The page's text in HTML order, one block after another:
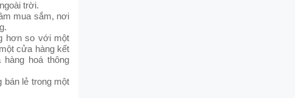
trời.
mua sắm, nơi
hơn so với một
cửa hàng kết
hoá thông
bán lẻ trong một